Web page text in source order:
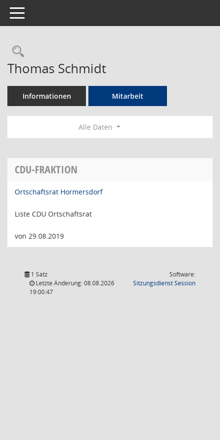
Toggle navigation
Rechercheauswahl
Thomas Schmidt
Informationen Mitarbeit
Alle Daten
CDU-FRAKTION
Ortschaftsrat Hormersdorf
Liste CDU Ortschaftsrat
von 29.08.2019
1 Satz
Letzte Änderung: 08.08.2026
19:00:47
Software:
SitzungsdienstSession(Wird in